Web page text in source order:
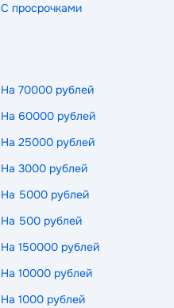
С просрочками
На 70000 рублей
На 60000 рублей
На 25000 рублей
На 3000 рублей
На 5000 рублей
На 500 рублей
На 150000 рублей
На 10000 рублей
На 1000 рублей